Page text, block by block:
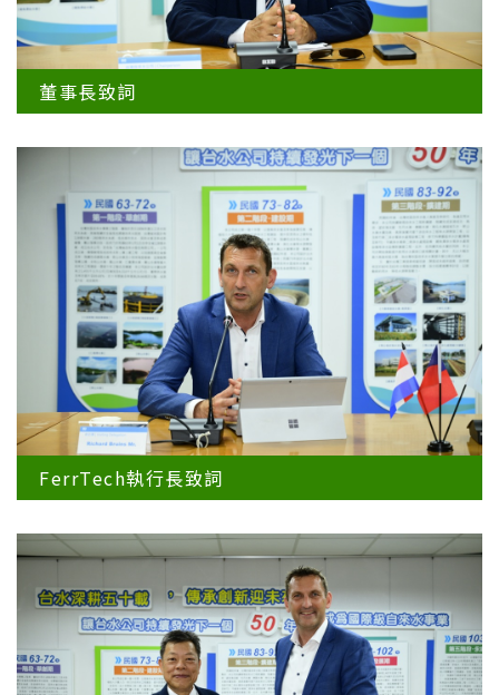
董事長致詞
FerrTech執行長致詞